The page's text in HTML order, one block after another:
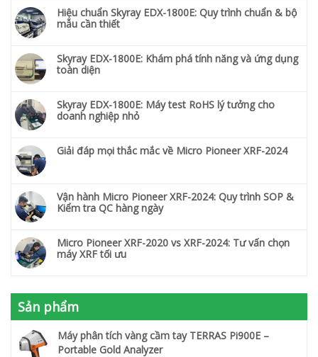
Hiệu chuẩn Skyray EDX-1800E: Quy trình chuẩn & bộ
mẫu cần thiết
Skyray EDX-1800E: Khám phá tính năng và ứng dụng
toàn diện
Skyray EDX-1800E: Máy test RoHS lý tưởng cho
doanh nghiệp nhỏ
Giải đáp mọi thắc mắc về Micro Pioneer XRF-2024
Vận hành Micro Pioneer XRF-2024: Quy trình SOP &
Kiểm tra QC hàng ngày
Micro Pioneer XRF-2020 vs XRF-2024: Tư vấn chọn
máy XRF tối ưu
Sản phẩm
Máy phân tích vàng cầm tay TERRAS Pi900E –
Portable Gold Analyzer